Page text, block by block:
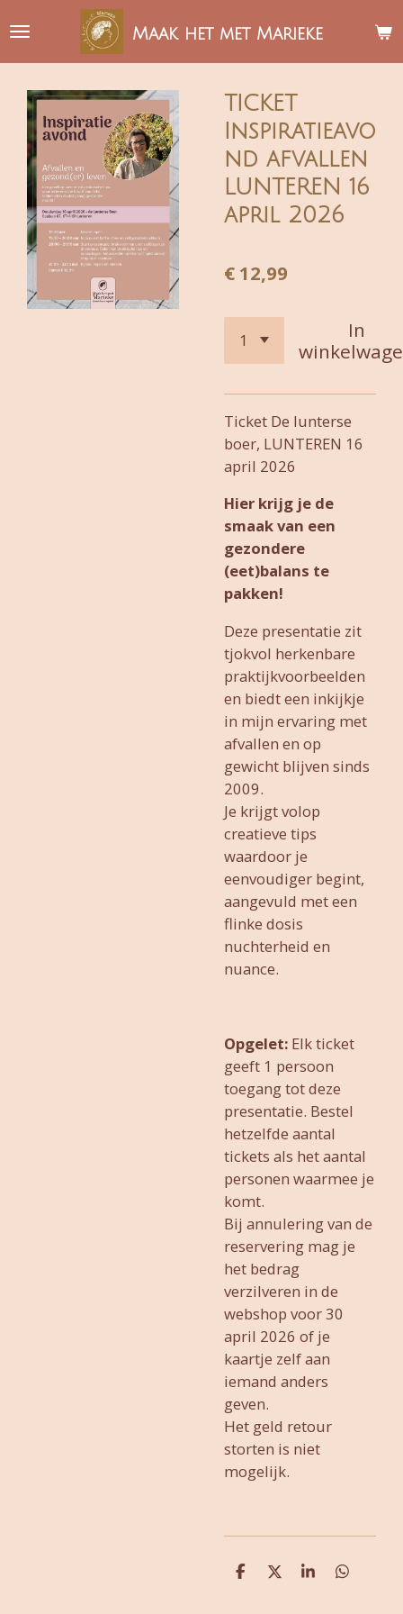
direct
naar
hoofdinhoud
Maak het met Marieke
TICKET
Inspiratieavo
nd afvallen
LUNTEREN 16
april 2026
€ 12,99
In
Ticket De lunterse
boer, LUNTEREN 16
april 2026
Hier krijg je de
smaak van een
gezondere
(eet)balans te
pakken!
Deze presentatie zit
tjokvol herkenbare
praktijkvoorbeelden
en biedt een inkijkje
in mijn ervaring met
afvallen en op
gewicht blijven sinds
2009.
Je krijgt volop
creatieve tips
waardoor je
eenvoudiger begint,
aangevuld met een
flinke dosis
nuchterheid en
nuance.
Opgelet: Elk ticket
geeft 1 persoon
toegang tot deze
presentatie. Bestel
hetzelfde aantal
tickets als het aantal
personen waarmee je
komt.
Bij annulering van de
reservering mag je
het bedrag
verzilveren in de
webshop voor 30
april 2026 of je
kaartje zelf aan
iemand anders
geven.
Het geld retour
storten is niet
mogelijk.
D
D
S
D